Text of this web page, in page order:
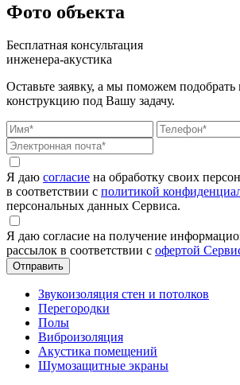
Фото объекта
Бесплатная консультация
инженера-акустика
Оставьте заявку, а мы поможем
конструкцию под Вашу задачу.
Я даю согласие на обработку своих
в соответствии с политикой
персональных данных Сервиса.
Я даю согласие на получение
рассылок в соответствии с офертой
Звукоизоляция стен и потолков
Перегородки
Полы
Виброизоляция
Акустика помещений
Шумозащитные экраны